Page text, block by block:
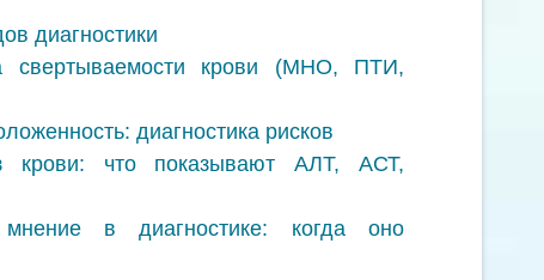
диагностики
свертываемости крови (МНО, ПТИ,
диагностика рисков
крови: что показывают АЛТ, АСТ,
в диагностике: когда оно